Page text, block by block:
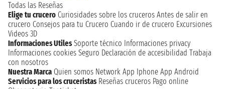
Todas las Reseñas
Elige tu crucero Curiosidades sobre los cruceros Antes de salir en
crucero Consejos para tu Crucero Cuando ir de crucero Excursiones
Videos 3D
Informaciones Utiles Soporte técnico Informaciones privacy
Informaciones cookies Seguro Declaración de accesibilidad Trabaja
con nosotros
Nuestra Marca Quien somos Network App Iphone App Android
Servicios para los cruceristas Reseñas cruceros Pago online